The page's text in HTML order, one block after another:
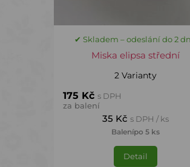
✔ Skladem – odeslání do 2
Miska elipsa střední
2 Varianty
175 Kč s DPH
za balení
35 Kč s DPH / ks
Balenípo 5 ks
Detail